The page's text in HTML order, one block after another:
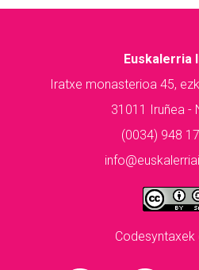
Euskalerria
Iratxe monasterioa 45,
31011 Iruñea -
(0034) 948
Codesyntaxek